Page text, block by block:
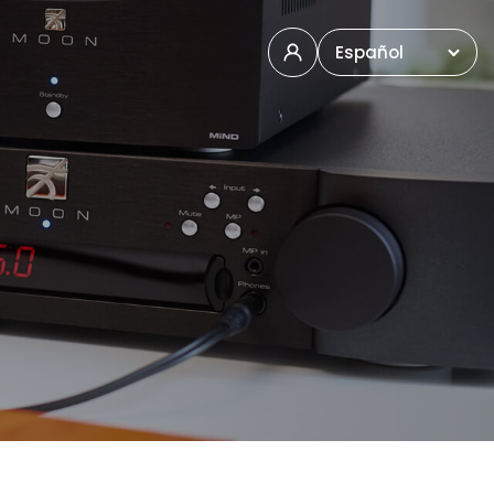
Español